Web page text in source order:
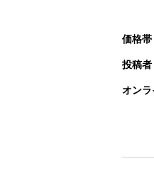
価格帯
投稿者
オン